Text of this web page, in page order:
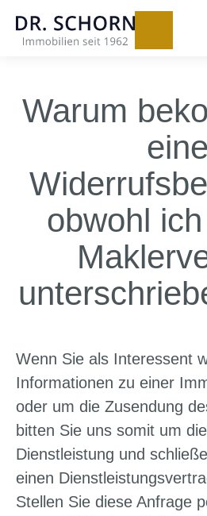
Warum
eine
obwohl
Wenn Sie als Interessent
Informationen zu einer
oder um die Zusendung
bitten Sie uns somit um
Dienstleistung und
einen
Stellen Sie diese Anfrage